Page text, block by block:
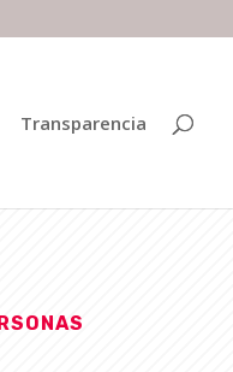
Transparencia